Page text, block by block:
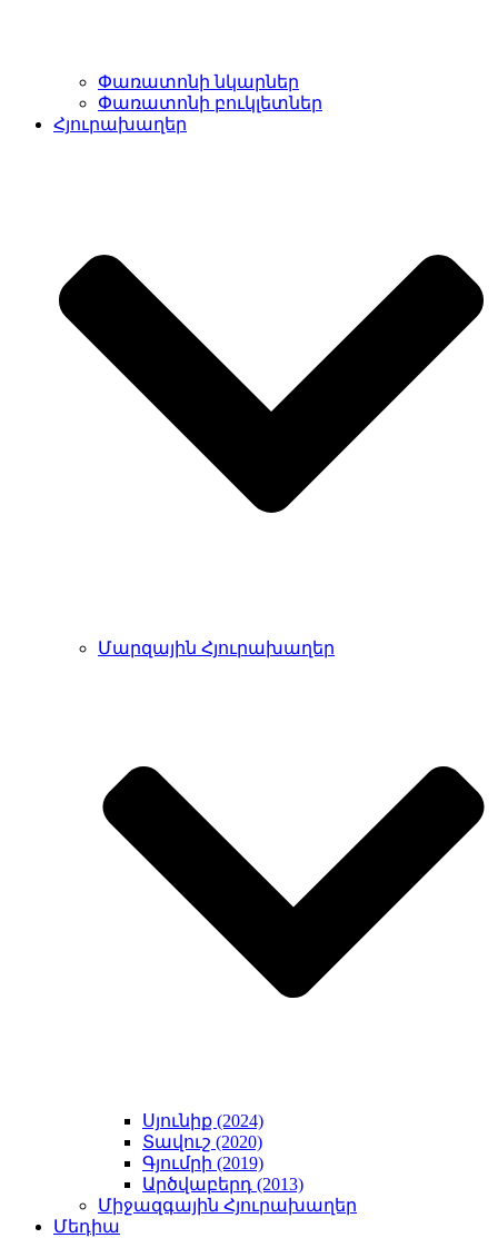
Փառատոնի նկարներ
Փառատոնի բուկլետներ
Հյուրախաղեր
Մարզային Հյուրախաղեր
Սյունիք (2024)
Տավուշ (2020)
Գյումրի (2019)
Արծվաբերդ (2013)
Միջազգային Հյուրախաղեր
Մեդիա